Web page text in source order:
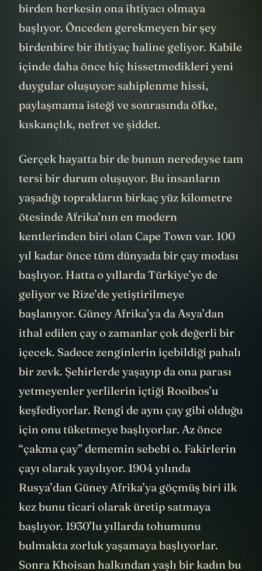
birden herkesin ona ihtiyacı olmaya
başlıyor. Önceden gerekmeyen bir şey
birdenbire bir ihtiyaç haline geliyor. Kabile
içinde daha önce hiç hissetmedikleri yeni
duygular oluşuyor: sahiplenme hissi,
paylaşmama isteği ve sonrasında öfke,
kıskançlık, nefret ve şiddet.
Gerçek hayatta bir de bunun neredeyse tam
tersi bir durum oluşuyor. Bu insanların
yaşadığı toprakların birkaç yüz kilometre
ötesinde Afrika’nın en modern
kentlerinden biri olan Cape Town var. 100
yıl kadar önce tüm dünyada bir çay modası
başlıyor. Hatta o yıllarda Türkiye’ye de
geliyor ve Rize’de yetiştirilmeye
başlanıyor. Güney Afrika’ya da Asya’dan
ithal edilen çay o zamanlar çok değerli bir
içecek. Sadece zenginlerin içebildiği pahalı
bir zevk. Şehirlerde yaşayıp da ona parası
yetmeyenler yerlilerin içtiği Rooibos’u
keşfediyorlar. Rengi de aynı çay gibi olduğu
için onu tüketmeye başlıyorlar. Az önce
“çakma çay” dememin sebebi o. Fakirlerin
çayı olarak yayılıyor. 1904 yılında
Rusya’dan Güney Afrika’ya göçmüş biri ilk
kez bunu ticari olarak üretip satmaya
başlıyor. 1930’lu yıllarda tohumunu
bulmakta zorluk yaşamaya başlıyorlar.
Sonra Khoisan halkından yaşlı bir kadın bu